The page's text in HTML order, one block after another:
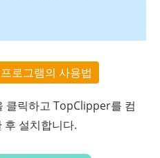
로그램의 사용법
클릭하고 TopClipper를 컴
후 설치합니다.